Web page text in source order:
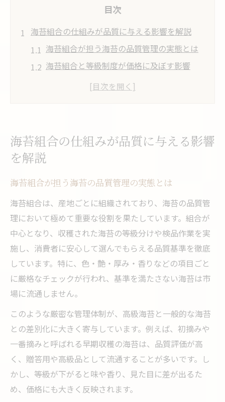
目次
海苔組合の仕組みが品質に与える影響を解説
海苔組合が担う海苔の品質管理の実態とは
海苔組合と等級制度が価格に及ぼす影響
海苔組合の役割と全国海苔業界の特徴を解
み
高級海苔と一般品の違いと海苔業界の現状
高級海苔と一般海苔の品質基準の違いを解
海苔組合による高級海苔の選別方法の実際
海苔業界で注目される等級と価格の関係性
高級海苔が贈答品やギフトで選ばれる理由
安い海苔との比較でわかる海苔組合の役割
全国海苔組合が担う海苔の流通と評価の役割
全国海苔組合が支える海苔流通の仕組み
海苔組合による海苔評価基準の制定方法
全海苔漁連が果たす海苔業界の連携強化
海苔組合が流通と品質保証に与える影響
全国海苔組合の実績と業界内での信頼性
初摘み海苔と等級が生む価格の理由を知る
海苔組合の仕組みが品質に与える影響
を解説
海苔組合が担う海苔の品質管理の実態とは
海苔組合は、産地ごとに組織されており、海苔の品質管
理において極めて重要な役割を果たしています。組合が
中心となり、収穫された海苔の等級分けや検品作業を実
施し、消費者に安心して選んでもらえる品質基準を徹底
しています。特に、色・艶・厚み・香りなどの項目ごと
に厳格なチェックが行われ、基準を満たさない海苔は市
場に流通しません。
このような厳密な管理体制が、高級海苔と一般的な海苔
との差別化に大きく寄与しています。例えば、初摘みや
一番摘みと呼ばれる早期収穫の海苔は、品質評価が高
く、贈答用や高級品として流通することが多いです。し
かし、等級が下がると味や香り、見た目に差が出るた
め、価格にも大きく反映されます。